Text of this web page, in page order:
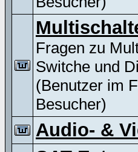
Fragen zu
Switche und
(Benutzer im
Besucher)
Audio- &